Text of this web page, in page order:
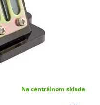
Na centrálnom sklade